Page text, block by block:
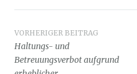
Beitragsnavigation
VORHERIGER BEITRAG
Haltungs- und
Betreuungsverbot aufgrund